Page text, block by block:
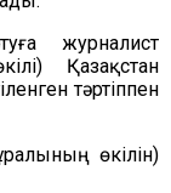
журналист
Қазақстан
тәртіппен
өкілін)